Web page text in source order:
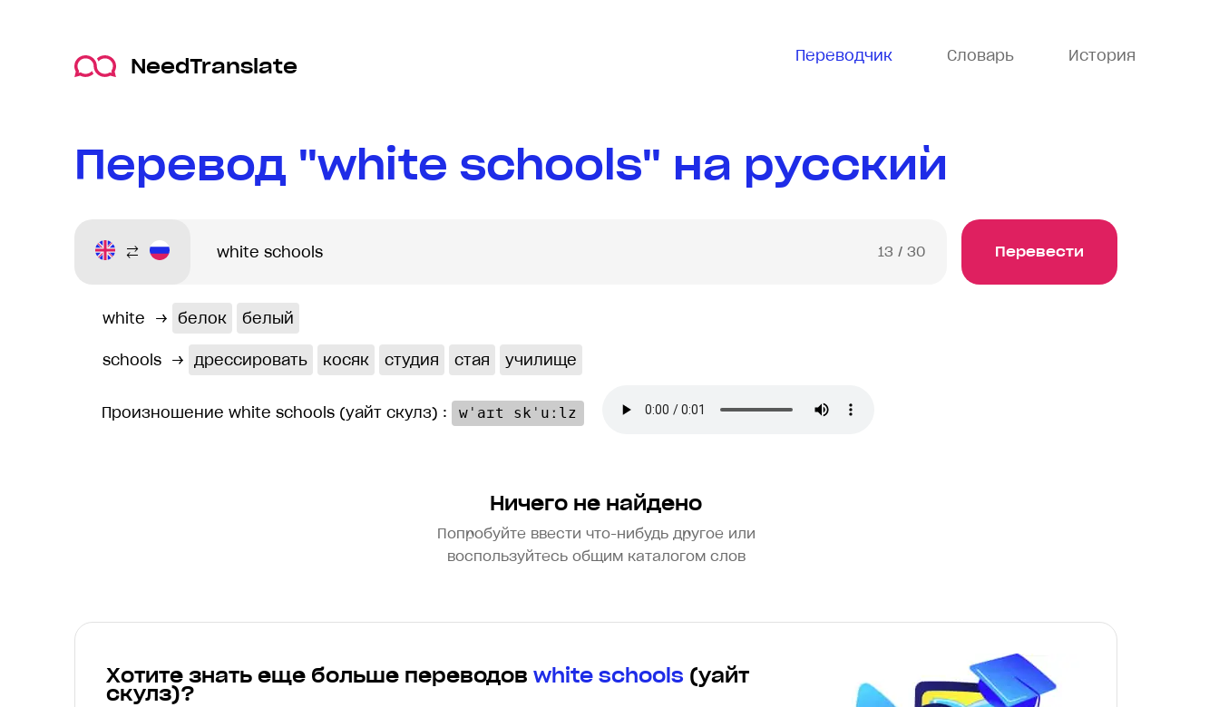
NeedTranslate Переводчик Словарь История
Перевод "white schools" на русский
13 / 30 Перевести
white → белок белый
schools → дрессировать косяк студия стая училище
Произношение white schools (yайт скулз) : wˈaɪt skˈuːlz
Ничего не найдено
Попробуйте ввести что-нибудь другое или
воспользуйтесь общим каталогом слов
Хотите знать еще больше переводов white schools (yайт
скулз)?